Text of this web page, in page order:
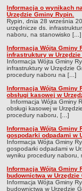
URZĄD GMINY
Dane
Tabela
Czas pracy
Nr konta
Pracownicy
Pracownicy
Kompetencje
Regulamin
Regulamin
Ogłoszenia o
Lista
Informacja o wynikach
Urzędzie Gminy Rypin.
Rypin, dnia 28 września
urzędnicze ds.
naboru, na stanowisko [...]
Informacja Wójta Gminy
infrastruktury w Urzędzie
Informacja Wójta Gminy
infrastruktury w Urzędzie
procedury naboru na [...]
Informacja Wójta Gminy
obsługi kasowej w
Informacja Wójta Gminy
obsługi kasowej w
procedury naboru, [...]
Informacja Wójta Gminy
gospodarki odpadami w
Informacja Wójta Gminy
gospodarki odpadami w
wyniku procedury naboru,
Informacja Wójta Gminy
budownictwa w Urzędzie
Informacja Wójta Gminy
budownictwa w Urzędzie